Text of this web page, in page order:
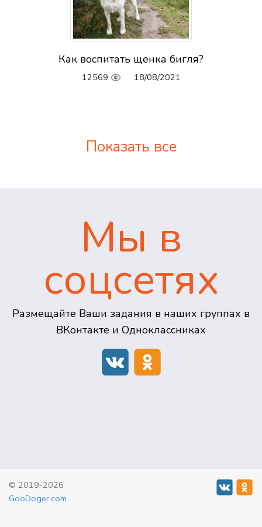
Как воспитать щенка бигля?
12569 18/08/2021
Показать все
Мы в
соцсетях
Размещайте Ваши задания в наших группах в
ВКонтакте и Одноклассниках
© 2019-2026
GooDoger.com